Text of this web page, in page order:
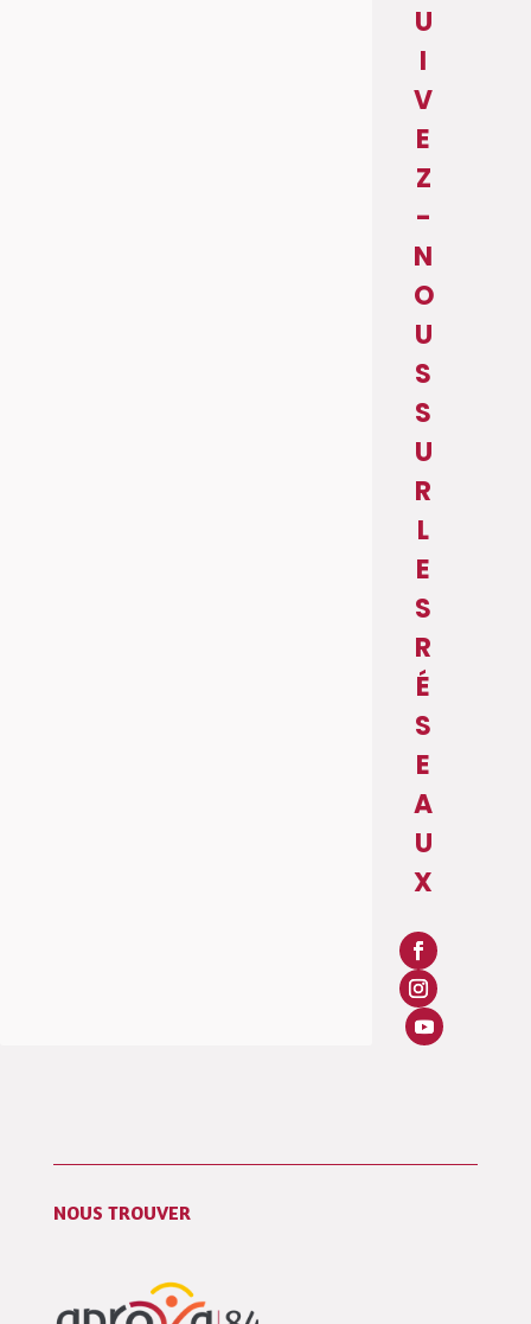
U
I
V
E
Z
-
N
O
U
S
S
U
R
L
E
S
R
É
S
E
A
U
X
NOUS TROUVER